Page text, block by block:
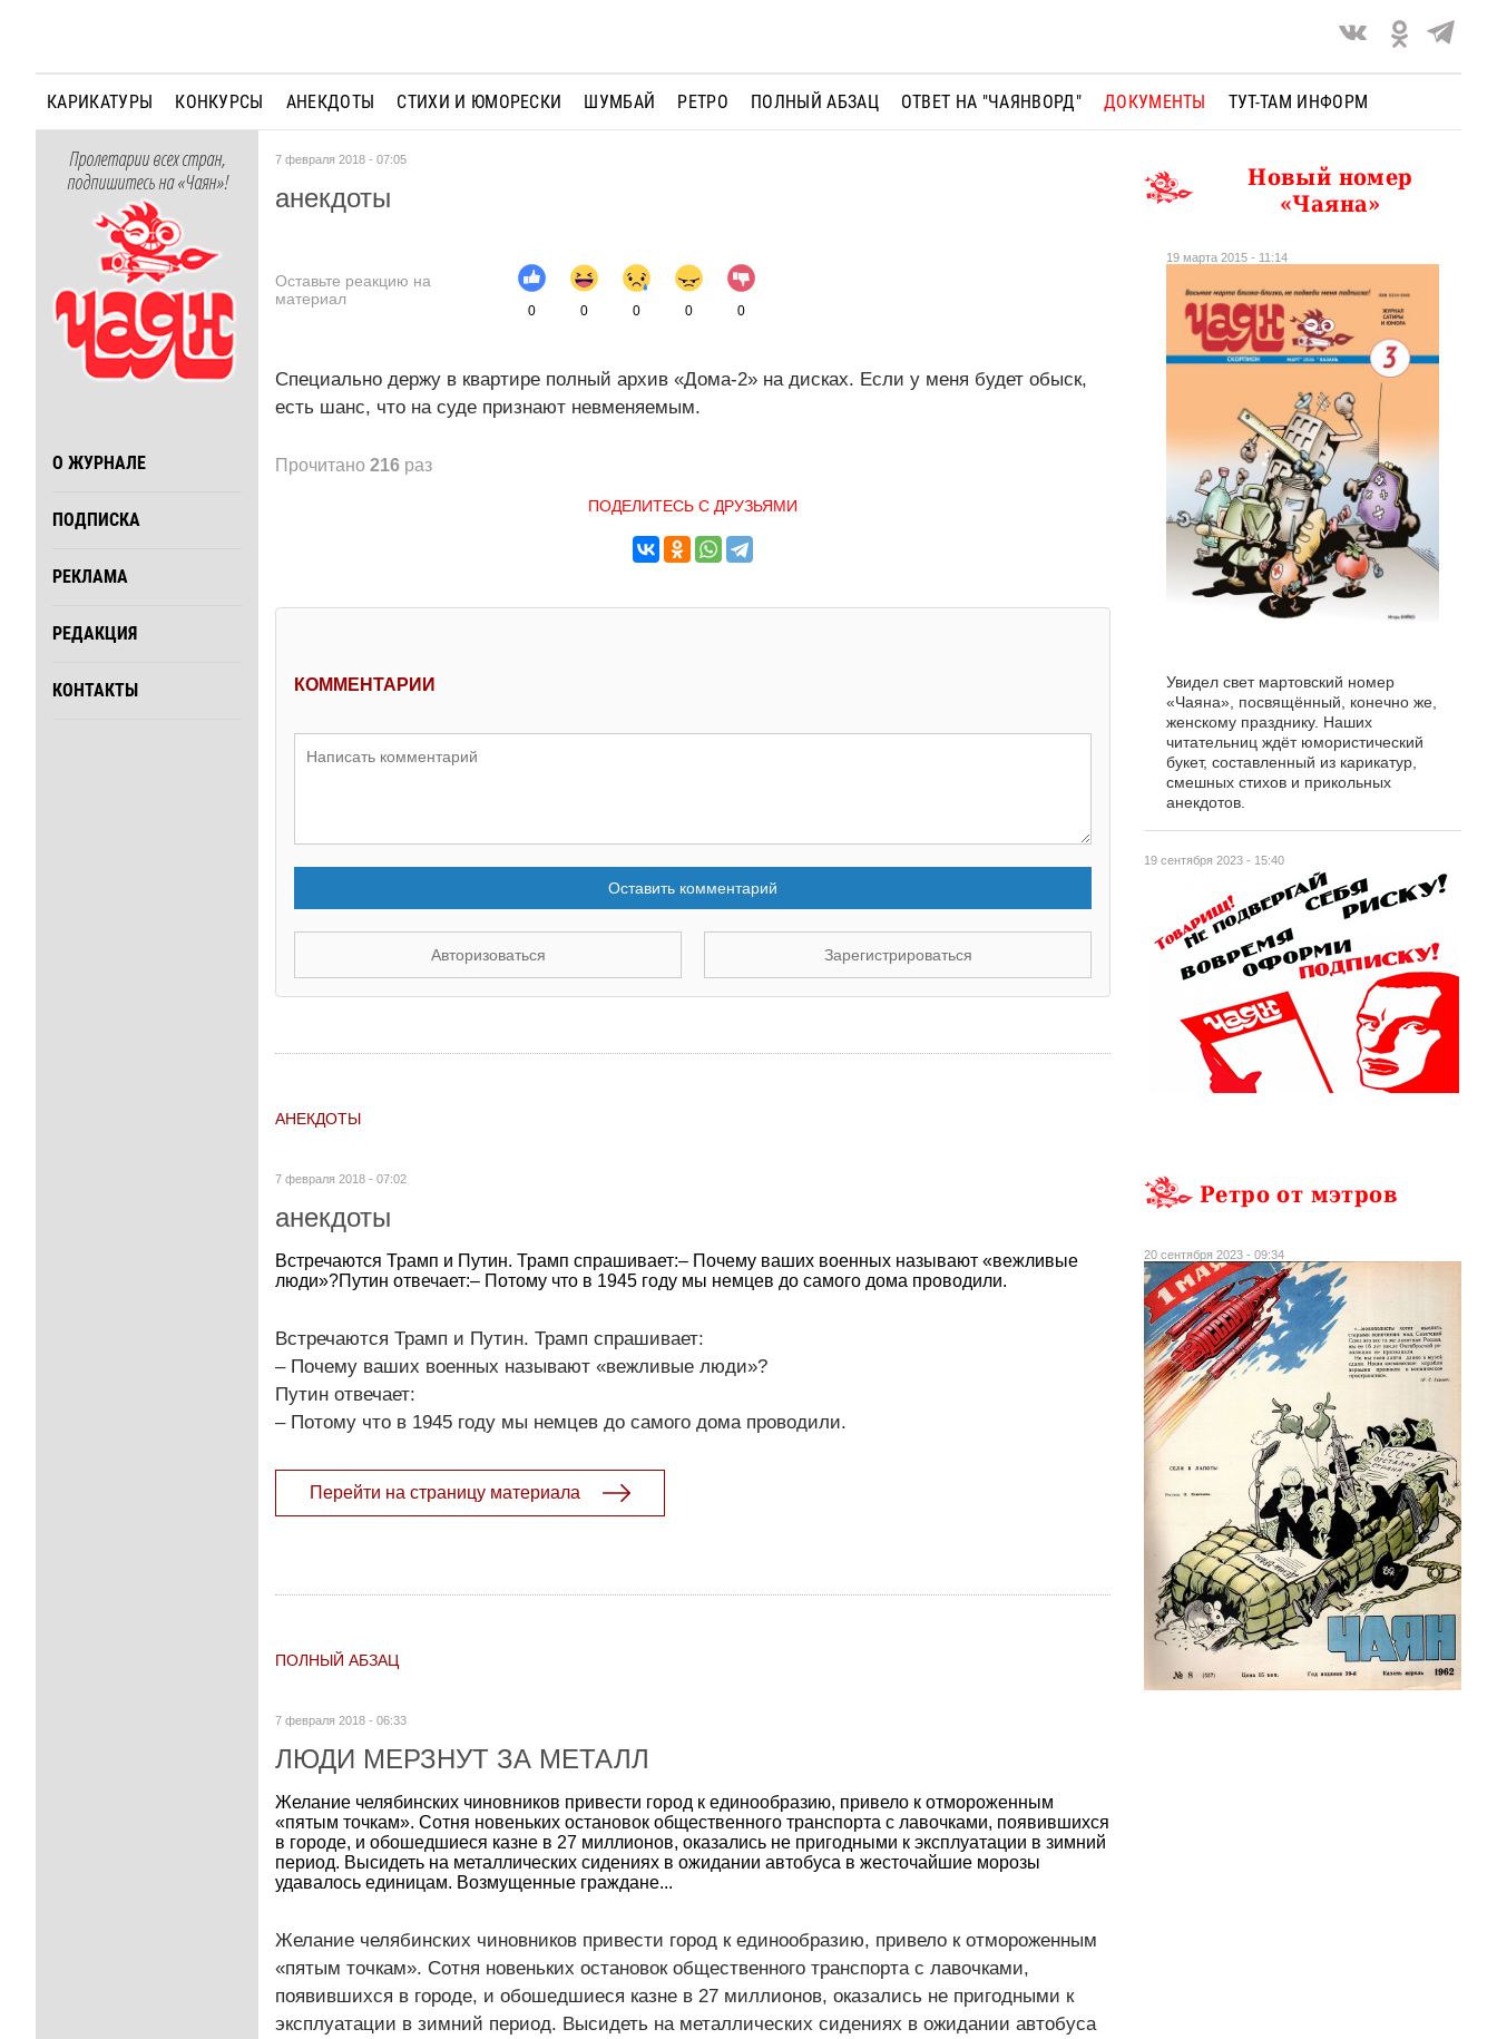
КАРИКАТУРЫ КОНКУРСЫ АНЕКДОТЫ СТИХИ И ЮМОРЕСКИ ШУМБАЙ РЕТРО ПОЛНЫЙ АБЗАЦ ОТВЕТ НА "ЧАЯНВОРД" ДОКУМЕНТЫ ТУТ-ТАМ ИНФОРМ
Пролетарии всех стран,
подпишитесь на «Чаян»!
О ЖУРНАЛЕ
ПОДПИСКА
РЕКЛАМА
РЕДАКЦИЯ
КОНТАКТЫ
7 февраля 2018 - 07:05
анекдоты
Оставьте реакцию на
материал
0 0 0 0 0
Специально держу в квартире полный архив «Дома-2» на дисках. Если у меня будет обыск,
есть шанс, что на суде признают невменяемым.
Прочитано 216 раз
ПОДЕЛИТЕСЬ С ДРУЗЬЯМИ
КОММЕНТАРИИ
Оставить комментарий
Авторизоваться Зарегистрироваться
АНЕКДОТЫ
7 февраля 2018 - 07:02
анекдоты
Встречаются Трамп и Путин. Трамп спрашивает:– Почему ваших военных называют «вежливые
люди»?Путин отвечает:– Потому что в 1945 году мы немцев до самого дома проводили.
Встречаются Трамп и Путин. Трамп спрашивает:
– Почему ваших военных называют «вежливые люди»?
Путин отвечает:
– Потому что в 1945 году мы немцев до самого дома проводили.
Перейти на страницу материала
ПОЛНЫЙ АБЗАЦ
7 февраля 2018 - 06:33
ЛЮДИ МЕРЗНУТ ЗА МЕТАЛЛ
Желание челябинских чиновников привести город к единообразию, привело к отмороженным
«пятым точкам». Сотня новеньких остановок общественного транспорта с лавочками, появившихся
в городе, и обошедшиеся казне в 27 миллионов, оказались не пригодными к эксплуатации в зимний
период. Высидеть на металлических сидениях в ожидании автобуса в жесточайшие морозы
удавалось единицам. Возмущенные граждане...
Желание челябинских чиновников привести город к единообразию, привело к отмороженным
«пятым точкам». Сотня новеньких остановок общественного транспорта с лавочками,
появившихся в городе, и обошедшиеся казне в 27 миллионов, оказались не пригодными к
эксплуатации в зимний период. Высидеть на металлических сидениях в ожидании автобуса
19 сентября 2023 - 15:40
Новый номер
«Чаяна»
19 марта 2015 - 11:14
Увидел свет мартовский номер
«Чаяна», посвящённый, конечно же,
женскому празднику. Наших
читательниц ждёт юмористический
букет, составленный из карикатур,
смешных стихов и прикольных
анекдотов.
Ретро от мэтров
20 сентября 2023 - 09:34